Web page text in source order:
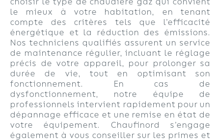
choisir le type de chaudière gaz qui convient
le mieux à votre habitation, en tenant
compte des critères tels que l’efficacité
énergétique et la réduction des émissions.
Nos techniciens qualifiés assurent un service
de maintenance régulier, incluant le réglage
précis de votre appareil, pour prolonger sa
durée de vie, tout en optimisant son
fonctionnement. En cas de
dysfonctionnement, notre équipe de
professionnels intervient rapidement pour un
dépannage efficace et une remise en état de
votre équipement. Chaufinord s’engage
également à vous conseiller sur les primes et